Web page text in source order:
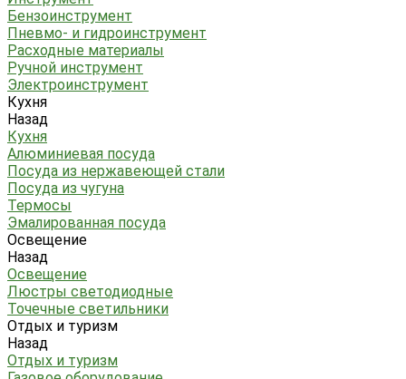
Бензоинструмент
Пневмо- и гидроинструмент
Расходные материалы
Ручной инструмент
Электроинструмент
Кухня
Назад
Кухня
Алюминиевая посуда
Посуда из нержавеющей стали
Посуда из чугуна
Термосы
Эмалированная посуда
Освещение
Назад
Освещение
Люстры светодиодные
Точечные светильники
Отдых и туризм
Назад
Отдых и туризм